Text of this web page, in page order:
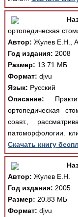
ортопедическая
Автор: Жулев Е.Н.,
Год издания: 2008
Размер: 13.71 МБ
Формат: djvu
Язык: Русский
Описание:
ортопедическая
соавт.,
патоморфологии.
Скачать книгу
Автор: Жулев Е.Н.
Год издания: 2005
Размер: 20.83 МБ
Формат: djvu